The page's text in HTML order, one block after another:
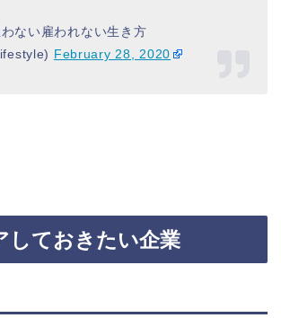
ない雇われない生き方
February 28, 2020
しておきたい企業